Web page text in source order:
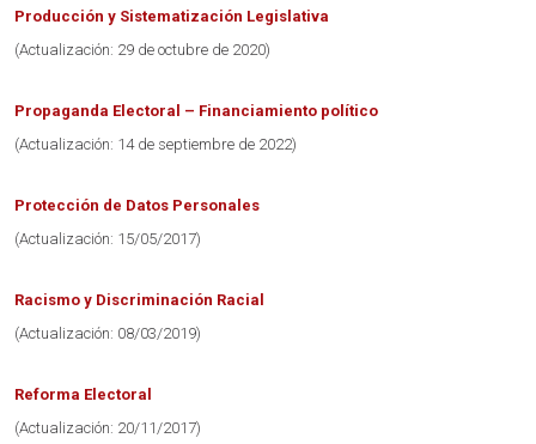
Producción y Sistematización Legislativa
(Actualización: 29 de octubre de 2020)
Propaganda Electoral – Financiamiento político
(Actualización: 14 de septiembre de 2022)
Protección de Datos Personales
(Actualización: 15/05/2017)
Racismo y Discriminación Racial
(Actualización: 08/03/2019)
Reforma Electoral
(Actualización: 20/11/2017)